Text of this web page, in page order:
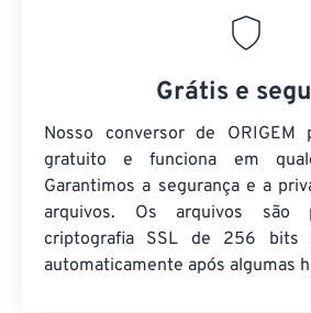
Grátis e
Nosso conversor de ORIGEM
gratuito e funciona em
Garantimos a segurança e a
arquivos. Os arquivos são
criptografia SSL de 256 bits
automaticamente após algumas